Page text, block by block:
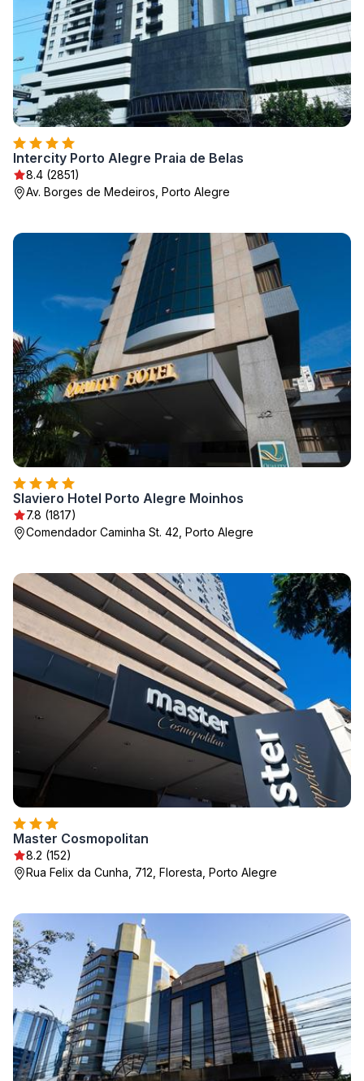
Intercity Porto Alegre Praia de Belas
8.4 (2851)
Av. Borges de Medeiros, Porto Alegre
Slaviero Hotel Porto Alegre Moinhos
7.8 (1817)
Comendador Caminha St. 42, Porto Alegre
Master Cosmopolitan
8.2 (152)
Rua Felix da Cunha, 712, Floresta, Porto Alegre